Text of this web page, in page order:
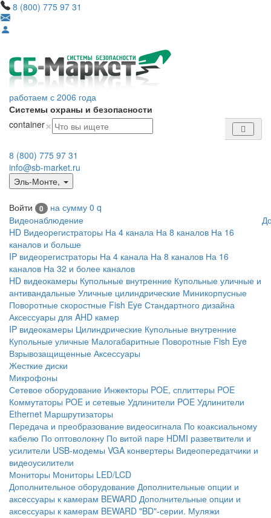
8 (800) 775 97 31
работаем с 2006 года
Системы охраны и безопасности
container×
8 (800) 775 97 31
info@sb-market.ru
Эль-Монте,
Войти 0 на сумму 0 q
Видеонаблюдение
HD Видеорегистраторы На 4 канала На 8 каналов На 16
каналов и больше
IP видеорегистраторы На 4 канала На 8 каналов На 16
каналов На 32 и более каналов
HD видеокамеры Купольные внутренние Купольные уличные и
антивандальные Уличные цилиндрические Миникорпусные
Поворотные скоростные Fish Eye Стандартного дизайна
Аксессуары для AHD камер
IP видеокамеры Цилиндрические Купольные внутренние
Купольные уличные Малогабаритные Поворотные Fish Eye
Взрывозащищенные Аксессуары
Жесткие диски
Микрофоны
Сетевое оборудование Инжекторы POE, сплиттеры POE
Коммутаторы POE и сетевые Удлинители POE Удлинители
Ethernet Маршрутизаторы
Передача и преобразование видеосигнала По коаксиальному
кабелю По оптоволокну По витой паре HDMI разветвители и
усилители USB-модемы VGA конвертеры Видеопередатчики и
видеоусилители
Мониторы Мониторы LED/LCD
Дополнительное оборудование Дополнительные опции и
аксессуары к камерам BEWARD Дополнительные опции и
аксессуары к камерам BEWARD "BD"-серии. Муляжи